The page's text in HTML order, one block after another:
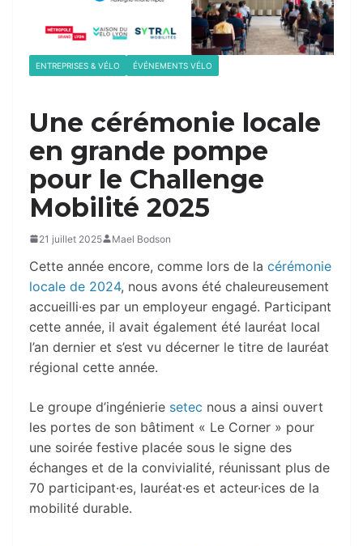
ENTREPRISES & VÉLO ÉVÉNEMENTS VÉLO
Une cérémonie locale
en grande pompe
pour le Challenge
Mobilité 2025
21 juillet 2025 Mael Bodson
Cette année encore, comme lors de la cérémonie
locale de 2024, nous avons été chaleureusement
accueilli·es par un employeur engagé. Participant
cette année, il avait également été lauréat local
l’an dernier et s’est vu décerner le titre de lauréat
régional cette année.
Le groupe d’ingénierie setec nous a ainsi ouvert
les portes de son bâtiment « Le Corner » pour
une soirée festive placée sous le signe des
échanges et de la convivialité, réunissant plus de
70 participant·es, lauréat·es et acteur·ices de la
mobilité durable.